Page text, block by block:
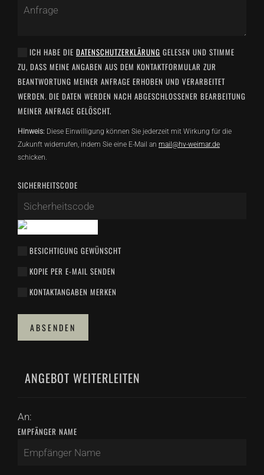
ICH HABE DIE DATENSCHUTZERKLÄRUNG GELESEN UND STIMME
ZU, DASS MEINE ANGABEN AUS DEM KONTAKTFORMULAR ZUR
BEANTWORTUNG MEINER ANFRAGE ERHOBEN UND VERARBEITET
WERDEN. DIE DATEN WERDEN NACH ABGESCHLOSSENER BEARBEITUNG
MEINER ANFRAGE GELÖSCHT.
Hinweis: Diese Einwilligung können Sie jederzeit mit Wirkung für die
Zukunft widerrufen, indem Sie eine E-Mail an mail@hv-weimar.de
schicken.
SICHERHEITSCODE
BESICHTIGUNG GEWÜNSCHT
KOPIE PER E-MAIL SENDEN
KONTAKTANGABEN MERKEN
ABSENDEN
ANGEBOT WEITERLEITEN
An:
EMPFÄNGER NAME